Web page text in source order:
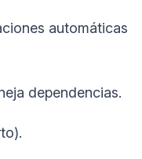
automáticas
dependencias.